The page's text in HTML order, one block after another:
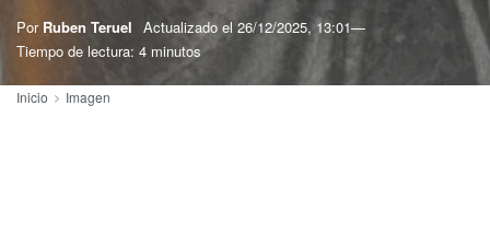
Por Ruben Teruel Actualizado el26/12/2025, 13:01
Tiempo de lectura: 4 minutos
Inicio Imagen